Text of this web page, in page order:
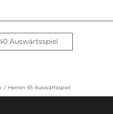
Auswärtsspiel
/ Herren 65 Auswärtsspiel